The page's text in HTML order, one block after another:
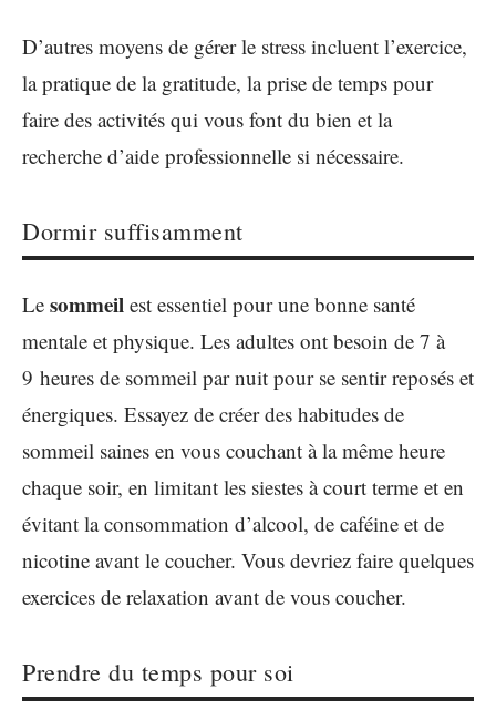
D’autres moyens de gérer le stress incluent l’exercice,
la pratique de la gratitude, la prise de temps pour
faire des activités qui vous font du bien et la
recherche d’aide professionnelle si nécessaire.
Dormir suffisamment
Le sommeil est essentiel pour une bonne santé
mentale et physique. Les adultes ont besoin de 7 à
9 heures de sommeil par nuit pour se sentir reposés et
énergiques. Essayez de créer des habitudes de
sommeil saines en vous couchant à la même heure
chaque soir, en limitant les siestes à court terme et en
évitant la consommation d’alcool, de caféine et de
nicotine avant le coucher. Vous devriez faire quelques
exercices de relaxation avant de vous coucher.
Prendre du temps pour soi